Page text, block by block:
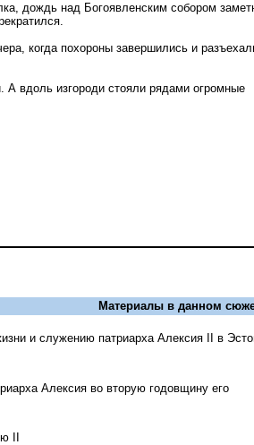
дождь над Богоявленским собором
когда похороны завершились и
вдоль изгороди стояли рядами огромные
Материалы в данном
и служению патриарха Алексия II в
Алексия во вторую годовщину его
II